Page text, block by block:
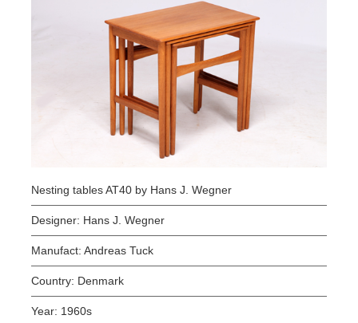
Nesting tables AT40 by Hans J. Wegner
Designer: Hans J. Wegner
Manufact: Andreas Tuck
Country: Denmark
Year: 1960s